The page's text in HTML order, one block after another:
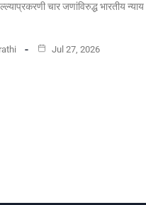
चार जणांविरुद्ध भारतीय न्याय
Jul 27, 2026